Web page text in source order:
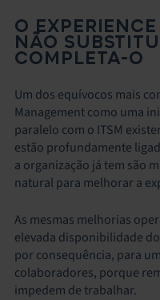
O
NÃO
COMPLETA-O
Um dos equívocos mais
Management como uma
paralelo com o ITSM
estão profundamente
a organização já tem são
natural para melhorar a
As mesmas melhorias
elevada disponibilidade
por consequência, para
colaboradores, porque
impedem de trabalhar.